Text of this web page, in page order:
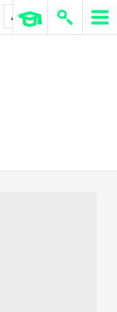
AirPods Pro 3